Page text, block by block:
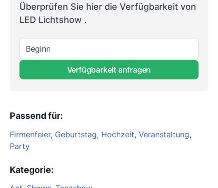
Überprüfen Sie hier die Verfügbarkeit von
LED Lichtshow .
Beginn
Verfügbarkeit anfragen
Passend für:
Firmenfeier, Geburtstag, Hochzeit, Veranstaltung,
Party
Kategorie: